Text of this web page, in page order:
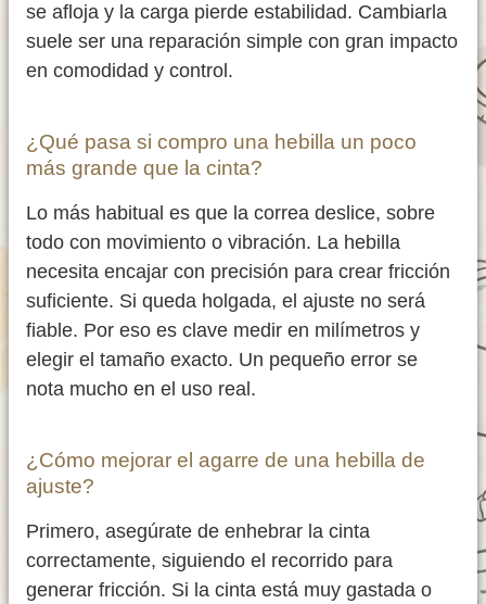
se afloja y la carga pierde estabilidad. Cambiarla
suele ser una reparación simple con gran impacto
en comodidad y control.
¿Qué pasa si compro una hebilla un poco
más grande que la cinta?
Lo más habitual es que la correa deslice, sobre
todo con movimiento o vibración. La hebilla
necesita encajar con precisión para crear fricción
suficiente. Si queda holgada, el ajuste no será
fiable. Por eso es clave medir en milímetros y
elegir el tamaño exacto. Un pequeño error se
nota mucho en el uso real.
¿Cómo mejorar el agarre de una hebilla de
ajuste?
Primero, asegúrate de enhebrar la cinta
correctamente, siguiendo el recorrido para
generar fricción. Si la cinta está muy gastada o